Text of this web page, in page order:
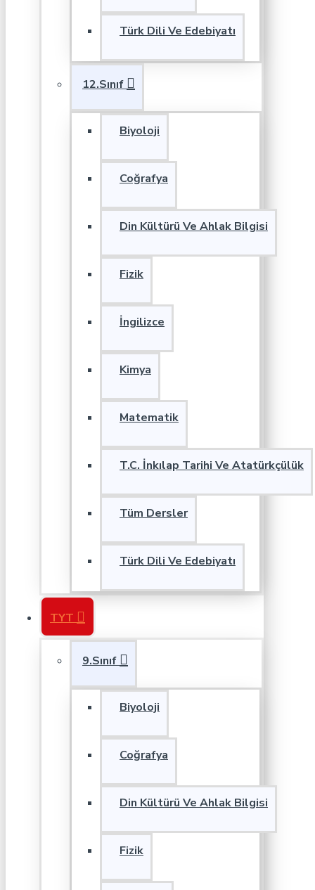
Türk Dili Ve Edebiyatı
12.Sınıf
Biyoloji
Coğrafya
Din Kültürü Ve Ahlak Bilgisi
Fizik
İngilizce
Kimya
Matematik
T.C. İnkılap Tarihi Ve Atatürkçülük
Tüm Dersler
Türk Dili Ve Edebiyatı
TYT
9.Sınıf
Biyoloji
Coğrafya
Din Kültürü Ve Ahlak Bilgisi
Fizik